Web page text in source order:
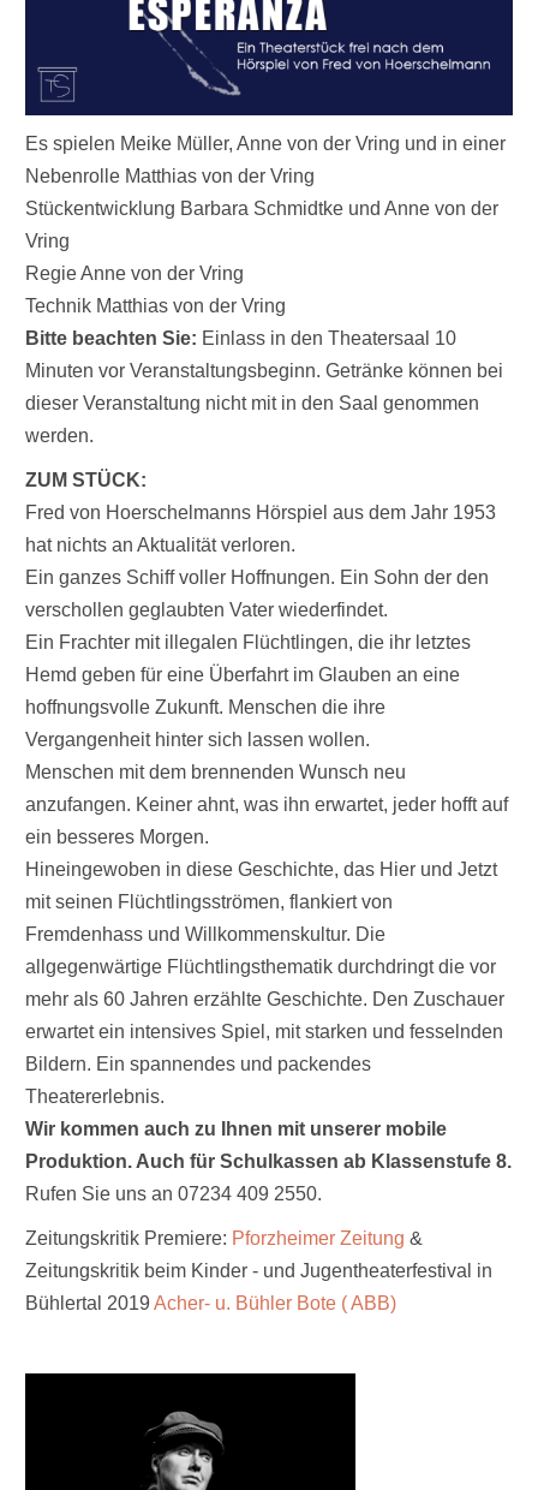
Es spielen Meike Müller, Anne von der Vring und in einer
Nebenrolle Matthias von der Vring
Stückentwicklung Barbara Schmidtke und Anne von der
Vring
Regie Anne von der Vring
Technik Matthias von der Vring
Bitte beachten Sie: Einlass in den Theatersaal 10
Minuten vor Veranstaltungsbeginn. Getränke können bei
dieser Veranstaltung nicht mit in den Saal genommen
werden.
ZUM STÜCK:
Fred von Hoerschelmanns Hörspiel aus dem Jahr 1953
hat nichts an Aktualität verloren.
Ein ganzes Schiff voller Hoffnungen. Ein Sohn der den
verschollen geglaubten Vater wiederfindet.
Ein Frachter mit illegalen Flüchtlingen, die ihr letztes
Hemd geben für eine Überfahrt im Glauben an eine
hoffnungsvolle Zukunft. Menschen die ihre
Vergangenheit hinter sich lassen wollen.
Menschen mit dem brennenden Wunsch neu
anzufangen. Keiner ahnt, was ihn erwartet, jeder hofft auf
ein besseres Morgen.
Hineingewoben in diese Geschichte, das Hier und Jetzt
mit seinen Flüchtlingsströmen, flankiert von
Fremdenhass und Willkommenskultur. Die
allgegenwärtige Flüchtlingsthematik durchdringt die vor
mehr als 60 Jahren erzählte Geschichte. Den Zuschauer
erwartet ein intensives Spiel, mit starken und fesselnden
Bildern. Ein spannendes und packendes
Theatererlebnis.
Wir kommen auch zu Ihnen mit unserer mobile
Produktion. Auch für Schulkassen ab Klassenstufe 8.
Rufen Sie uns an 07234 409 2550.
Zeitungskritik Premiere: Pforzheimer Zeitung &
Zeitungskritik beim Kinder - und Jugentheaterfestival in
Bühlertal 2019Acher- u. Bühler Bote ( ABB)